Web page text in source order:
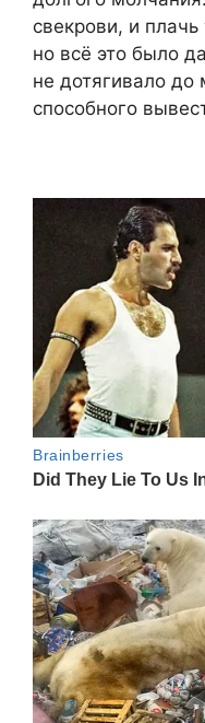
свекрови, и
но всё это было
не дотягивало до
способного